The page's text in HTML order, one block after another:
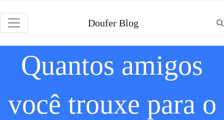
Doufer Blog
Quantos amigos
você trouxe para o